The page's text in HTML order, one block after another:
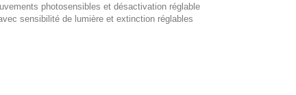
photosensibles et désactivation réglable
sensibilité de lumière et extinction réglables